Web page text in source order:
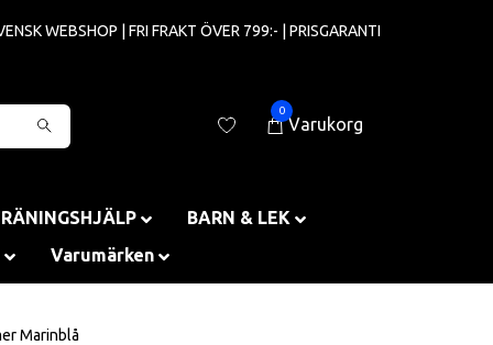
WEBSHOP | FRI FRAKT ÖVER 799:- | PRISGARANTI
0
Varukorg
BARN & LEK
Varumärken
Marinblå